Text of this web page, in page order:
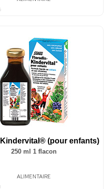
(pour enfants)
250 ml 1 flacon
ALIMENTAIRE